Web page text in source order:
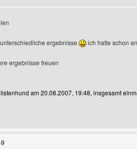
ergebnisse ich hatte schon
ergebnisse freuen
am 20.08.2007, 19:48, insgesamt
besuchen: listenhund